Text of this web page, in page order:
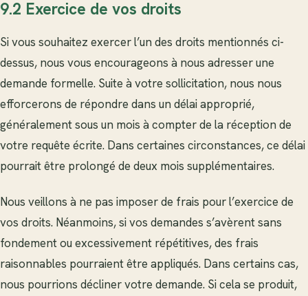
9.2 Exercice de vos droits
Si vous souhaitez exercer l’un des droits mentionnés ci-
dessus, nous vous encourageons à nous adresser une
demande formelle. Suite à votre sollicitation, nous nous
efforcerons de répondre dans un délai approprié,
généralement sous un mois à compter de la réception de
votre requête écrite. Dans certaines circonstances, ce délai
pourrait être prolongé de deux mois supplémentaires.
Nous veillons à ne pas imposer de frais pour l’exercice de
vos droits. Néanmoins, si vos demandes s’avèrent sans
fondement ou excessivement répétitives, des frais
raisonnables pourraient être appliqués. Dans certains cas,
nous pourrions décliner votre demande. Si cela se produit,